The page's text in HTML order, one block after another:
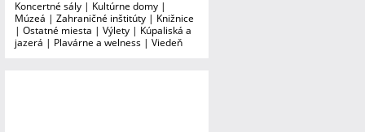
Koncertné sály | Kultúrne domy |
Múzeá | Zahraničné inštitúty | Knižnice
| Ostatné miesta | Výlety | Kúpaliská a
jazerá | Plavárne a welness | Viedeň